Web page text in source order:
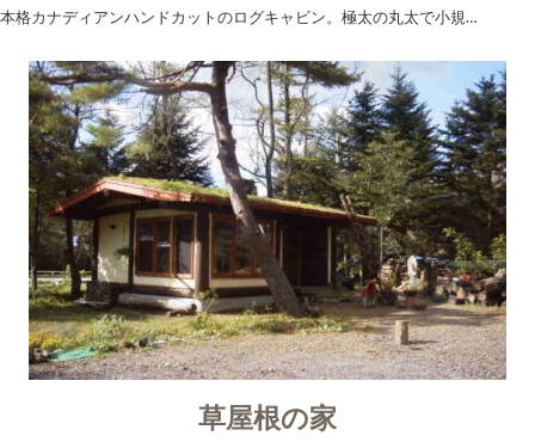
本格カナディアンハンドカットのログキャビン。極太の丸太で小規…
草屋根の家